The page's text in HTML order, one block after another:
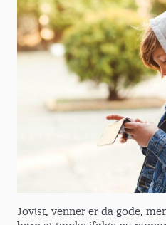
Jovist, venner er da gode,